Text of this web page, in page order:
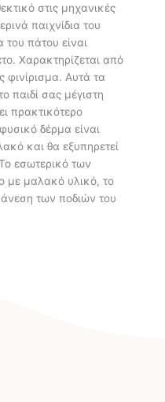
στις μηχανικές
παιχνίδια του
πάτου είναι
Χαρακτηρίζεται από
φινίρισμα. Αυτά τα
παιδί σας μέγιστη
πρακτικότερο
δέρμα είναι
και θα εξυπηρετεί
εσωτερικό των
με μαλακό υλικό, το
των ποδιών του